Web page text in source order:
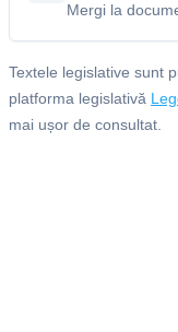
Mergi la
Textele legislative sunt
platforma legislativă
mai ușor de consultat.